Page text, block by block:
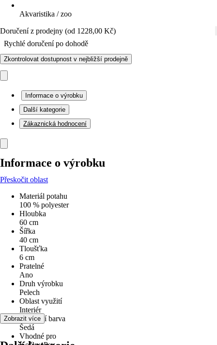
Akvaristika / zoo
Doručení z prodejny (od 1228,00 Kč)
Rychlé doručení po dohodě
Zkontrolovat dostupnost v nejbližší prodejně
Informace o výrobku
Další kategorie
Zákaznická hodnocení
Informace o výrobku
Přeskočit oblast
Materiál potahu
100 % polyester
Hloubka
60 cm
Šířka
40 cm
Tloušťka
6 cm
Pratelné
Ano
Druh výrobku
Pelech
Oblast využití
Interiér
Základní barva
Šedá
Vhodné pro
Zobrazit více